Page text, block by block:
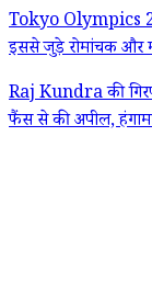
Tokyo Olympics
इससे जुड़े रोमांचक और
Raj Kundra की
फैंस से की अपील,